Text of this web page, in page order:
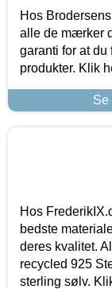
Hos
alle de mærker
garanti for at
produkter. Klik
Se
Hos
bedste
deres kvalitet.
recycled 925
sterling sølv.